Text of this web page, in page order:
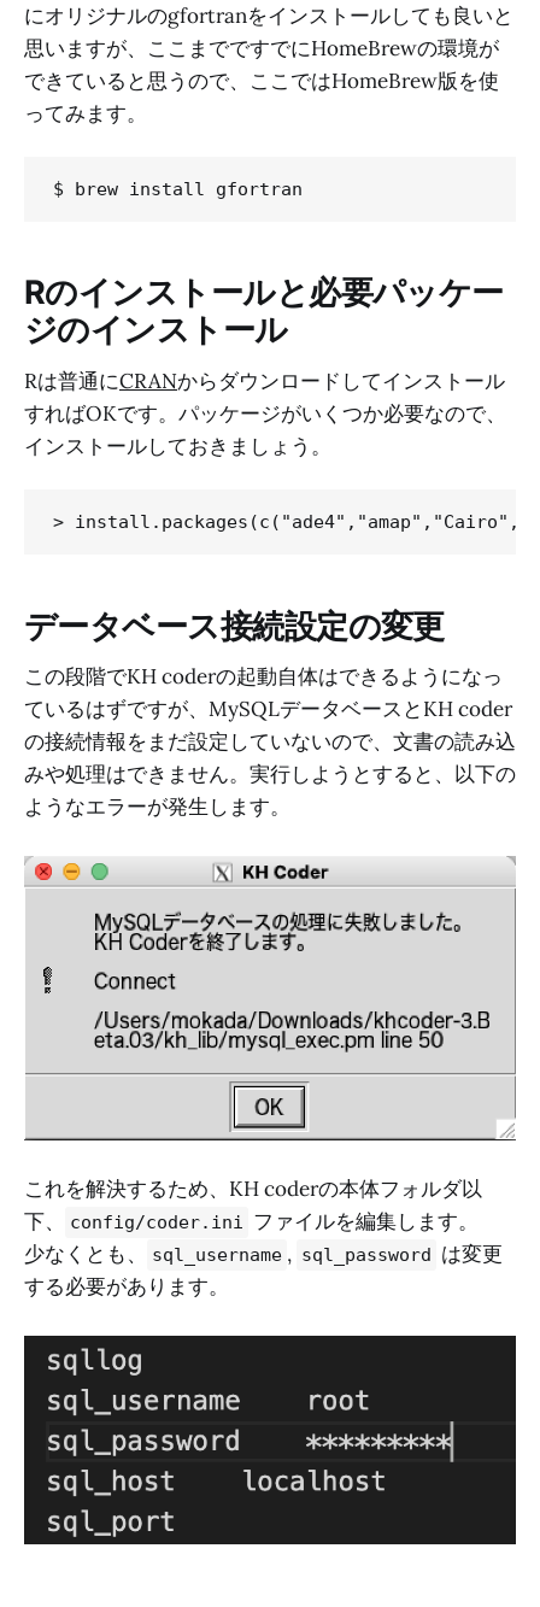
にオリジナルのgfortranをインストールしても良いと
思いますが、ここまでですでにHomeBrewの環境が
できていると思うので、ここではHomeBrew版を使
ってみます。
Rのインストールと必要パッケー
ジのインストール
Rは普通にCRANからダウンロードしてインストール
すればOKです。パッケージがいくつか必要なので、
インストールしておきましょう。
データベース接続設定の変更
この段階でKH coderの起動自体はできるようになっ
ているはずですが、MySQLデータベースとKH coder
の接続情報をまだ設定していないので、文書の読み込
みや処理はできません。実行しようとすると、以下の
ようなエラーが発生します。
これを解決するため、KH coderの本体フォルダ以
下、
config/coder.ini ファイルを編集します。
少なくとも、
sql_username , sql_password は変更
する必要があります。